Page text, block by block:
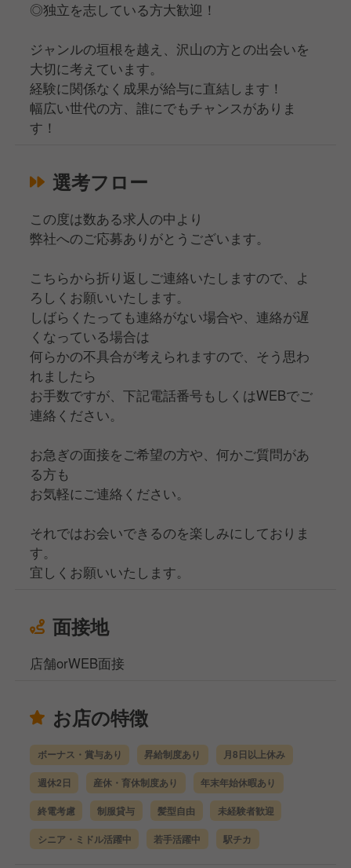
◎独立を志している方大歓迎！
ジャンルの垣根を越え、沢山の方との出会いを
大切に考えています。
経験に関係なく成果が給与に直結します！
幅広い世代の方、誰にでもチャンスがありま
す！
選考フロー
この度は数ある求人の中より
弊社へのご応募ありがとうございます。
こちらから折り返しご連絡いたしますので、よ
ろしくお願いいたします。
しばらくたっても連絡がない場合や、連絡が遅
くなっている場合は
何らかの不具合が考えられますので、そう思わ
れましたら
お手数ですが、下記電話番号もしくはWEBでご
連絡ください。
お急ぎの面接をご希望の方や、何かご質問があ
る方も
お気軽にご連絡ください。
それではお会いできるのを楽しみにしておりま
す。
宜しくお願いいたします。
面接地
店舗orWEB面接
お店の特徴
ボーナス・賞与あり 昇給制度あり 月8日以上休み
週休2日 産休・育休制度あり 年末年始休暇あり
終電考慮 制服貸与 髪型自由 未経験者歓迎
シニア・ミドル活躍中 若手活躍中 駅チカ